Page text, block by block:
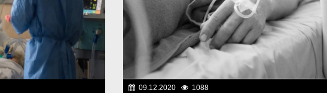
09.12.2020 1088